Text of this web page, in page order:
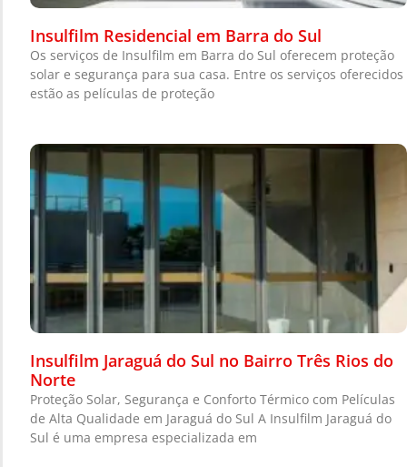
Insulfilm Residencial em Barra do Sul
Os serviços de Insulfilm em Barra do Sul oferecem proteção
solar e segurança para sua casa. Entre os serviços oferecidos
estão as películas de proteção
Insulfilm Jaraguá do Sul no Bairro Três Rios do
Norte
Proteção Solar, Segurança e Conforto Térmico com Películas
de Alta Qualidade em Jaraguá do Sul A Insulfilm Jaraguá do
Sul é uma empresa especializada em